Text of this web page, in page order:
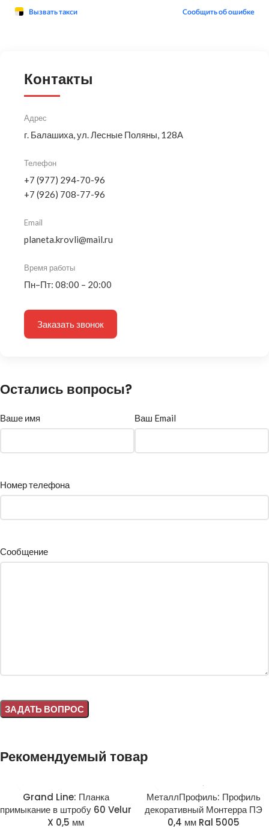
Контакты
Адрес
г. Балашиха, ул. Лесные Поляны, 128А
Телефон
+7 (977) 294-70-96
+7 (926) 708-77-96
Email
planeta.krovli@mail.ru
Время работы
Пн–Пт: 08:00 – 20:00
Заказать звонок
Остались вопросы?
Ваше имя Ваш Email
Номер телефона
Сообщение
Рекомендуемый товар
Grand Line: Планка
примыкание в штробу 60 Velur
X 0,5 мм
МеталлПрофиль: Профиль
декоративный Монтерра ПЭ
0,4 мм Ral 5005